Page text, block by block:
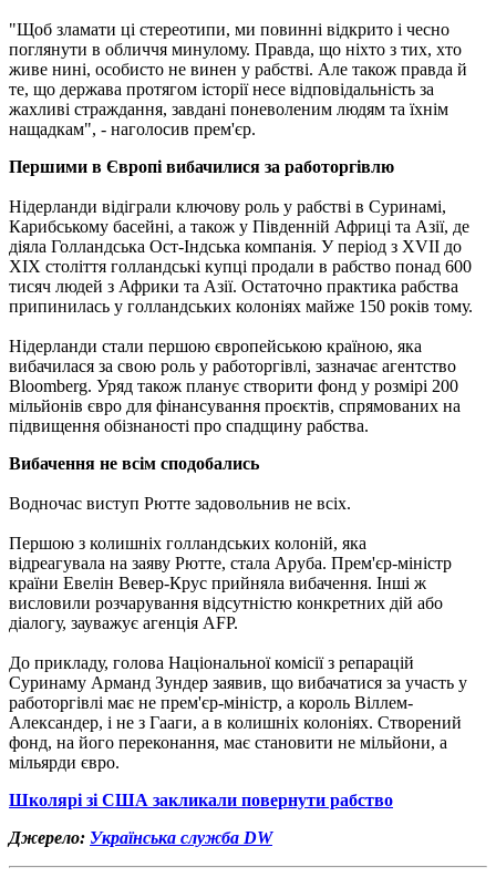
"Щоб зламати ці стереотипи, ми повинні відкрито і чесно
поглянути в обличчя минулому. Правда, що ніхто з тих, хто
живе нині, особисто не винен у рабстві. Але також правда й
те, що держава протягом історії несе відповідальність за
жахливі страждання, завдані поневоленим людям та їхнім
нащадкам", - наголосив прем'єр.
Першими в Європі вибачилися за работоргівлю
Нідерланди відіграли ключову роль у рабстві в Суринамі,
Карибському басейні, а також у Південній Африці та Азії, де
діяла Голландська Ост-Індська компанія. У період з XVII до
XIX століття голландські купці продали в рабство понад 600
тисяч людей з Африки та Азії. Остаточно практика рабства
припинилась у голландських колоніях майже 150 років тому.
Нідерланди стали першою європейською країною, яка
вибачилася за свою роль у работоргівлі, зазначає агентство
Bloomberg. Уряд також планує створити фонд у розмірі 200
мільйонів євро для фінансування проєктів, спрямованих на
підвищення обізнаності про спадщину рабства.
Вибачення не всім сподобались
Водночас виступ Рютте задовольнив не всіх.
Першою з колишніх голландських колоній, яка
відреагувала на заяву Рютте, стала Аруба. Прем'єр-міністр
країни Евелін Вевер-Крус прийняла вибачення. Інші ж
висловили розчарування відсутністю конкретних дій або
діалогу, зауважує агенція AFP.
До прикладу, голова Національної комісії з репарацій
Суринаму Арманд Зундер заявив, що вибачатися за участь у
работоргівлі має не прем'єр-міністр, а король Віллем-
Александер, і не з Гааги, а в колишніх колоніях. Створений
фонд, на його переконання, має становити не мільйони, а
мільярди євро.
Школярі зі США закликали повернути рабство
Джерело: Українська служба DW